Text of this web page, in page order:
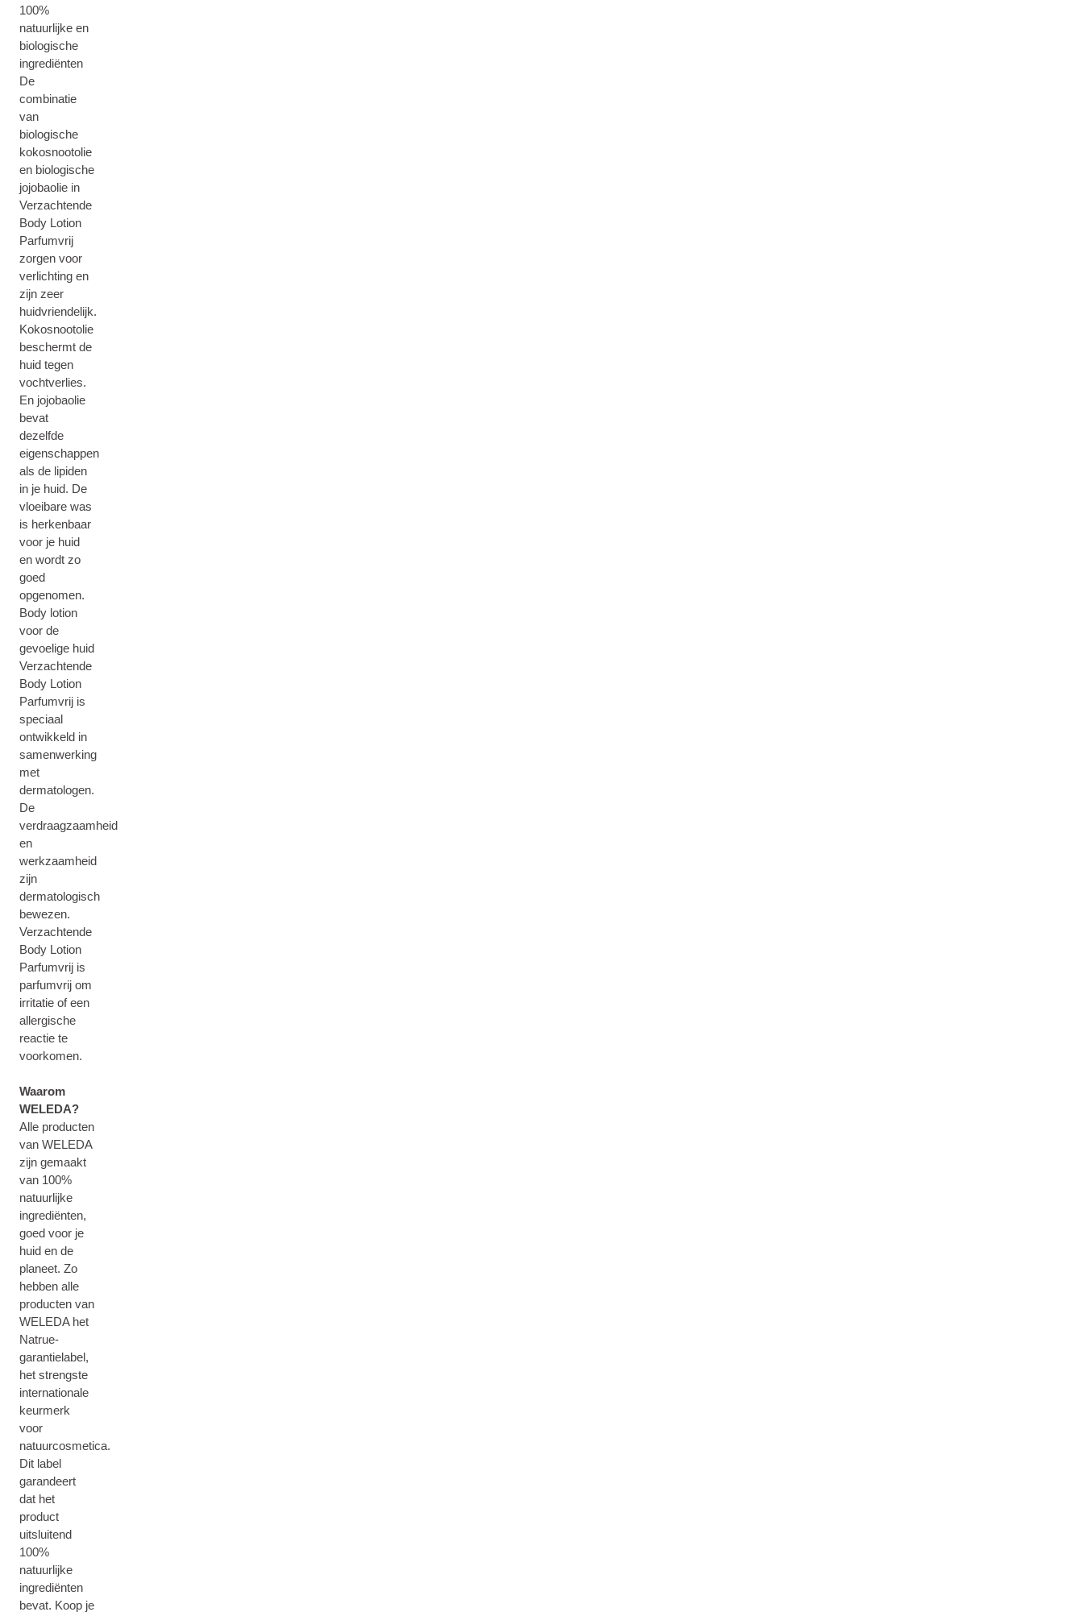
100%
natuurlijke en
biologische
ingrediënten
De
combinatie
van
biologische
kokosnootolie
en biologische
jojobaolie in
Verzachtende
Body Lotion
Parfumvrij
zorgen voor
verlichting en
zijn zeer
huidvriendelijk.
Kokosnootolie
beschermt de
huid tegen
vochtverlies.
En jojobaolie
bevat
dezelfde
eigenschappen
als de lipiden
in je huid. De
vloeibare was
is herkenbaar
voor je huid
en wordt zo
goed
opgenomen.
Body lotion
voor de
gevoelige huid
Verzachtende
Body Lotion
Parfumvrij is
speciaal
ontwikkeld in
samenwerking
met
dermatologen.
De
verdraagzaamheid
en
werkzaamheid
zijn
dermatologisch
bewezen.
Verzachtende
Body Lotion
Parfumvrij is
parfumvrij om
irritatie of een
allergische
reactie te
voorkomen.
Waarom
WELEDA?
Alle producten
van WELEDA
zijn gemaakt
van 100%
natuurlijke
ingrediënten,
goed voor je
huid en de
planeet. Zo
hebben alle
producten van
WELEDA het
Natrue-
garantielabel,
het strengste
internationale
keurmerk
voor
natuurcosmetica.
Dit label
garandeert
dat het
product
uitsluitend
100%
natuurlijke
ingrediënten
bevat. Koop je